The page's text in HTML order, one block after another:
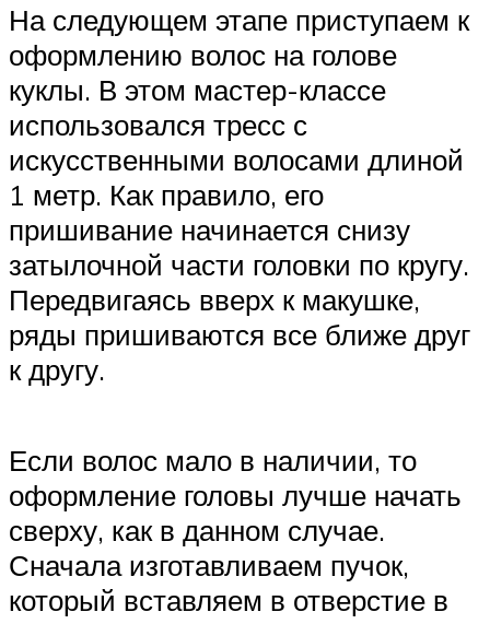
На следующем этапе приступаем к
оформлению волос на голове
куклы. В этом мастер-классе
использовался тресс с
искусственными волосами длиной
1 метр. Как правило, его
пришивание начинается снизу
затылочной части головки по кругу.
Передвигаясь вверх к макушке,
ряды пришиваются все ближе друг
к другу.
Если волос мало в наличии, то
оформление головы лучше начать
сверху, как в данном случае.
Сначала изготавливаем пучок,
который вставляем в отверстие в